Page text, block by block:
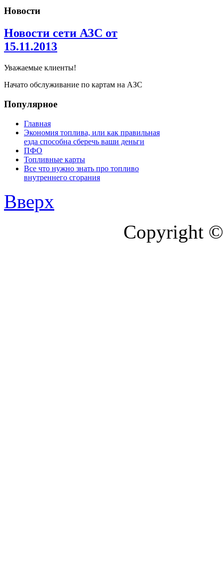
Новости
Новости сети АЗС от
15.11.2013
Уважаемые клиенты!
Начато обслуживание по картам на АЗС
Популярное
Главная
Экономия топлива, или как правильная
езда способна сберечь ваши деньги
ПФО
Топливные карты
Все что нужно знать про топливо
внутреннего сгорания
Вверх
Copyright